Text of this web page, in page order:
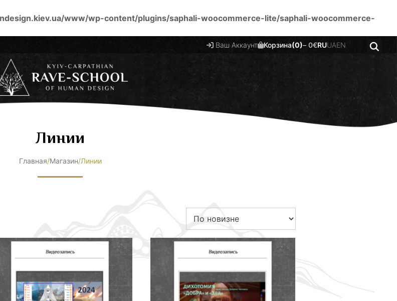
www/wp-content/plugins/saphali-woocommerce-lite/saphali-woocommerce-
Ваш Аккаунт Корзина(0)– 0€RUUAEN
Линии
Главная/Магазин/Линии